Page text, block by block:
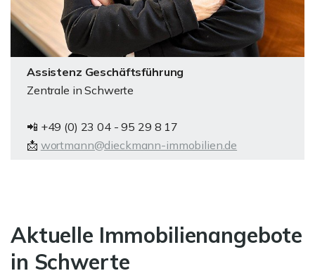
Assistenz Geschäftsführung
Zentrale in Schwerte
📲 +49 (0) 23 04 - 95 29 8 17
📩 wortmann@dieckmann-immobilien.de
Aktuelle Immobilienangebote
in Schwerte